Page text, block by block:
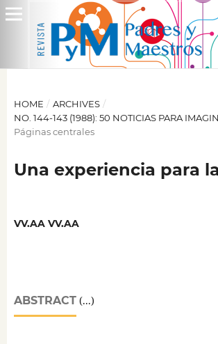
HOME / ARCHIVES /
NO. 144-143 (1988): 50 NOTICIAS PARA
Páginas centrales
Una experiencia para
VV.AA VV.AA
ABSTRACT(...)